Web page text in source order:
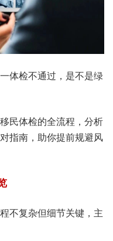
体检不通过，是不是绿
民体检的全流程，分析
指南，助你提前规避风
不复杂但细节关键，主